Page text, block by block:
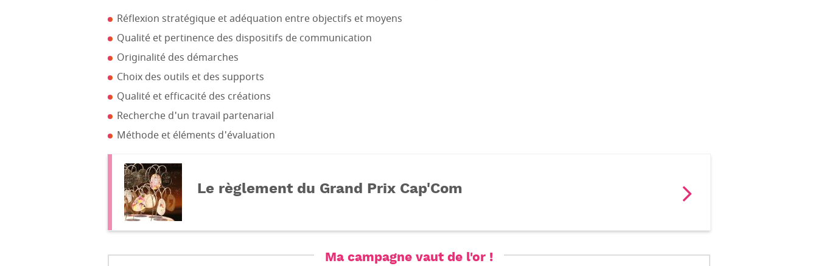
Réflexion stratégique et adéquation entre objectifs et moyens
Qualité et pertinence des dispositifs de communication
Originalité des démarches
Choix des outils et des supports
Qualité et efficacité des créations
Recherche d'un travail partenarial
Méthode et éléments d'évaluation
Le règlement du Grand Prix Cap'Com
Ma campagne vaut de l'or !